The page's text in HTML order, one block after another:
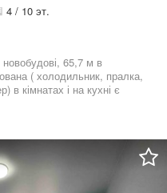
4 / 10 эт.
новобудові, 65,7 м в
( холодильник, пралка,
в кімнатах і на кухні є